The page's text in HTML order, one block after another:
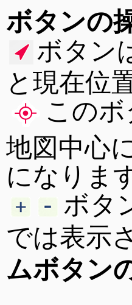
ボタンの
ボタン
と現在位
この
地図中心
になりま
ボタ
では表示
ムボタン